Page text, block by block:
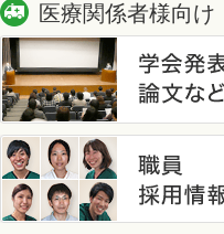
医療関係者様向け